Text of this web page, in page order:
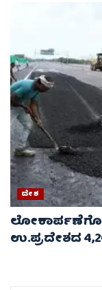
ದೇಶ
ಉ.ಪ್ರದೇಶದ